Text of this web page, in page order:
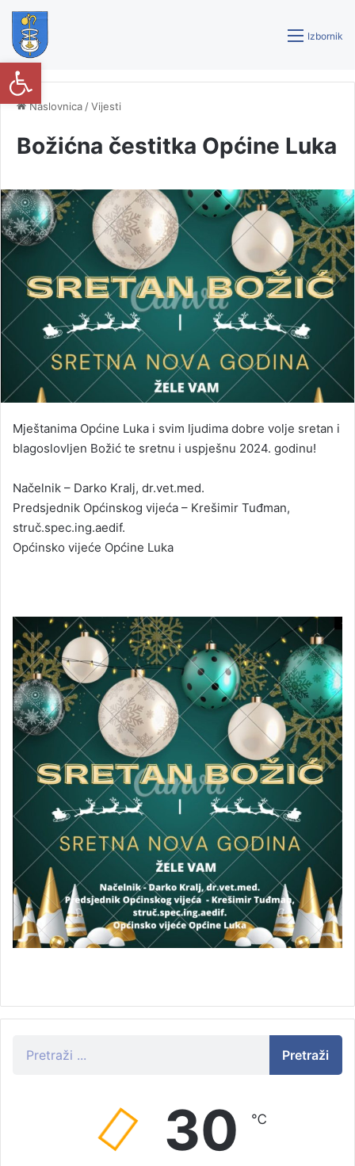
Izbornik
Naslovnica /Vijesti
Božićna čestitka Općine Luka
Mještanima Općine Luka i svim ljudima dobre volje sretan i
blagoslovljen Božić te sretnu i uspješnu 2024. godinu!
Načelnik – Darko Kralj, dr.vet.med.
Predsjednik Općinskog vijeća – Krešimir Tuđman,
struč.spec.ing.aedif.
Općinsko vijeće Općine Luka
Pretraži
30 ℃
Open toolbar